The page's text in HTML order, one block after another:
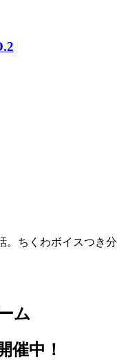
。ちくわボイスつき分
ム
催中！